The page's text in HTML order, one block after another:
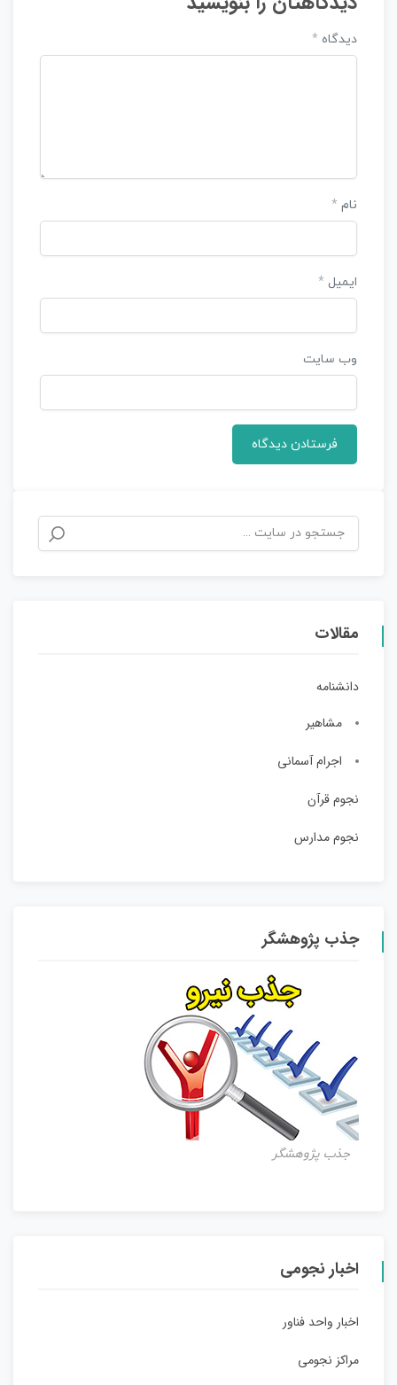
دیدگاه *
نام *
ایمیل *
وب‌ سایت
مقالات
دانشنامه
مشاهیر
اجرام آسمانی
نجوم قرآن
نجوم مدارس
جذب پژوهشگر
جذب پژوهشگر
اخبار نجومی
اخبار واحد فناور
مراکز نجومی